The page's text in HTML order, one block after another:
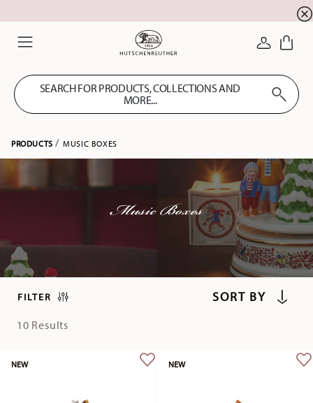
LOGIN
SEARCH FOR PRODUCTS, COLLECTIONS AND
MORE...
PRODUCTS MUSIC BOXES
Music Boxes
FILTER
10 Results
NEW NEW